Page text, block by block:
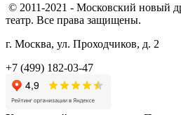
© 2011-2021 - Московский новый
театр. Все права защищены.
г. Москва, ул. Проходчиков, д. 2
+7 (499) 182-03-47